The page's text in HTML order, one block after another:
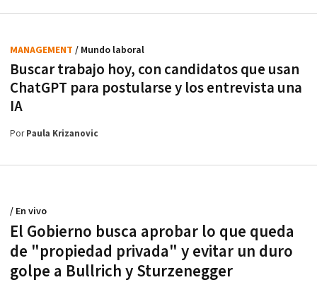
Buscar trabajo hoy, con candidatos que usan
ChatGPT para postularse y los entrevista una
IA
MANAGEMENT / Mundo laboral
PorPaula Krizanovic
El Gobierno busca aprobar lo que queda
de "propiedad privada" y evitar un duro
golpe a Bullrich y Sturzenegger
/ En vivo